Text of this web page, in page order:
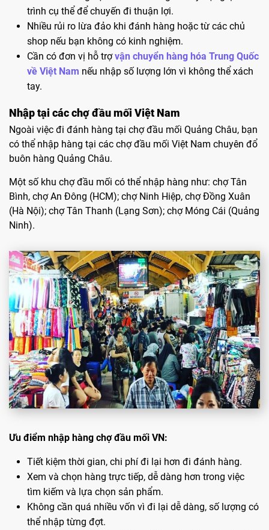
trình cụ thể để chuyến đi thuận lợi.
Nhiều rủi ro lừa đảo khi đánh hàng hoặc từ các chủ
shop nếu bạn không có kinh nghiệm.
Cần có đơn vị hỗ trợvận chuyển hàng hóa Trung Quốc
về Việt Nam nếu nhập số lượng lớn vì không thể xách
tay.
Nhập tại các chợ đầu mối Việt Nam
Ngoài việc đi đánh hàng tại chợ đầu mối Quảng Châu, bạn
có thể nhập hàng tại các chợ đầu mối Việt Nam chuyên đổ
buôn hàng Quảng Châu.
Một số khu chợ đầu mối có thể nhập hàng như: chợ Tân
Bình, chợ An Đông (HCM); chợ Ninh Hiệp, chợ Đồng Xuân
(Hà Nội); chợ Tân Thanh (Lạng Sơn); chợ Móng Cái (Quảng
Ninh).
Ưu điểm nhập hàng chợ đầu mối VN:
Tiết kiệm thời gian, chi phí đi lại hơn đi đánh hàng.
Xem và chọn hàng trực tiếp, dễ dàng hơn trong việc
tìm kiếm và lựa chọn sản phẩm.
Không cần quá nhiều vốn vì đi lại dễ dàng, số lượng có
thể nhập từng đợt.